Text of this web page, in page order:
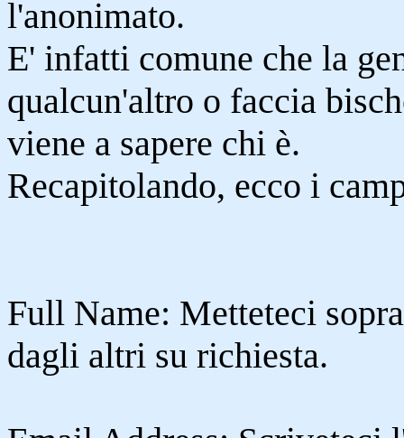
l'anonimato.
E' infatti comune che la
qualcun'altro o faccia
viene a sapere chi è.
Recapitolando, ecco i
Full Name: Metteteci
dagli altri su richiesta.